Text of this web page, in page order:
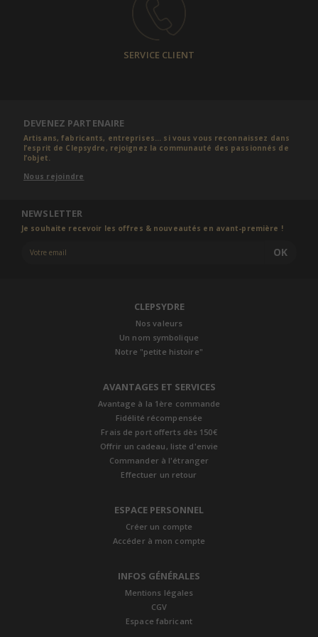
SERVICE CLIENT
DEVENEZ PARTENAIRE
Artisans, fabricants, entreprises... si vous vous reconnaissez dans
l’esprit de Clepsydre, rejoignez la communauté des passionnés de
l’objet.
Nous rejoindre
NEWSLETTER
Je souhaite recevoir les offres & nouveautés en avant-première !
OK
CLEPSYDRE
Nos valeurs
Un nom symbolique
Notre "petite histoire"
AVANTAGES ET SERVICES
Avantage à la 1ère commande
Fidélité récompensée
Frais de port offerts dès 150€
Offrir un cadeau, liste d'envie
Commander à l'étranger
Effectuer un retour
ESPACE PERSONNEL
Créer un compte
Accéder à mon compte
INFOS GÉNÉRALES
Mentions légales
CGV
Espace fabricant